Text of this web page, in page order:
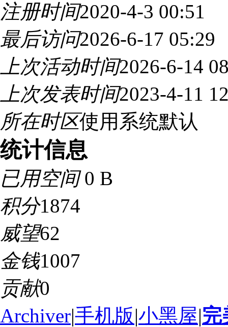
注册时间2020-4-3 00:51
最后访问2026-6-17 05:29
上次活动时间2026-6-14
上次发表时间2023-4-11
所在时区使用系统默认
统计信息
已用空间0 B
积分1874
威望62
金钱1007
贡献0
Archiver|手机版|小黑屋|完